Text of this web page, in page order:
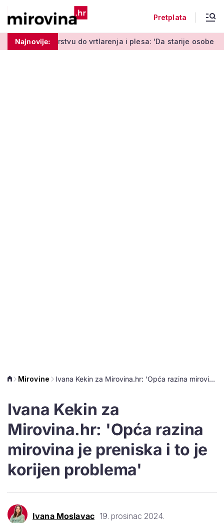
Pretplata
Najnovije:
vrtlarenja i plesa: 'Da starije osobe ne ostavimo same'
Mirovine Ivana Kekin za Mirovina.hr: 'Opća razina mirovina je preniska i to je korijen problema'
Ivana Kekin za
Mirovina.hr: 'Opća razina
mirovina je preniska i to je
korijen problema'
Ivana Moslavac 19. prosinac 2024.